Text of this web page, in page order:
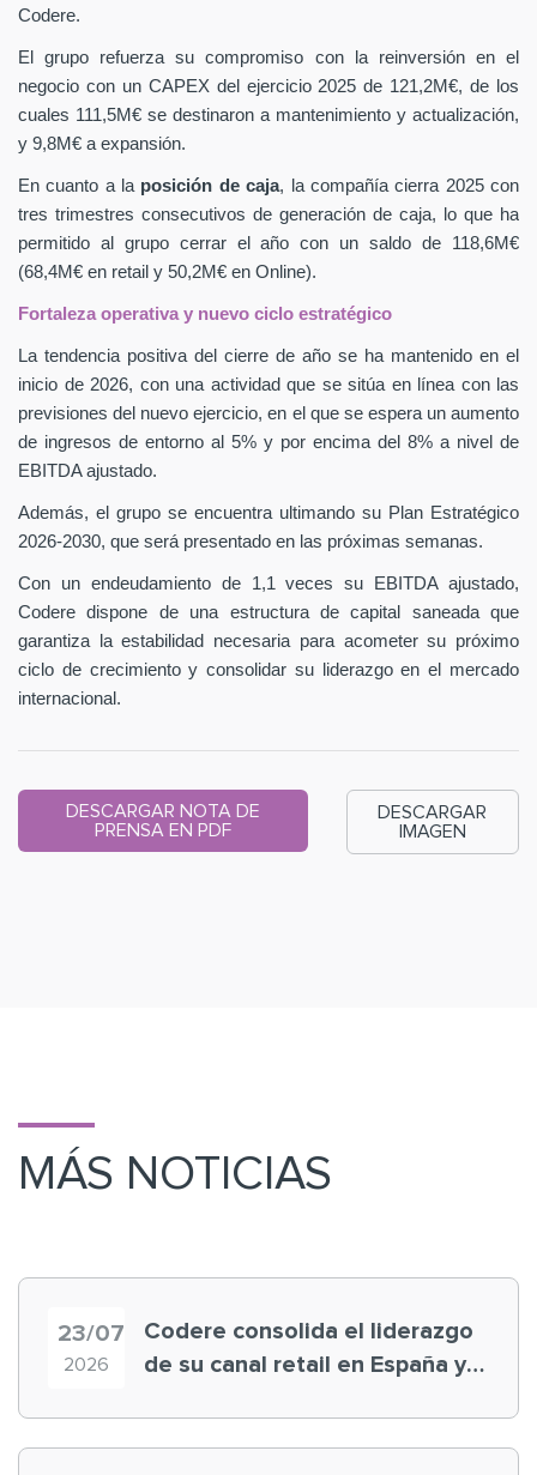
Codere.
El grupo refuerza su compromiso con la reinversión en el
negocio con un CAPEX del ejercicio 2025 de 121,2M€, de los
cuales 111,5M€ se destinaron a mantenimiento y actualización,
y 9,8M€ a expansión.
En cuanto a la posición de caja, la compañía cierra 2025 con
tres trimestres consecutivos de generación de caja, lo que ha
permitido al grupo cerrar el año con un saldo de 118,6M€
(68,4M€ en retail y 50,2M€ en Online).
Fortaleza operativa y nuevo ciclo estratégico
La tendencia positiva del cierre de año se ha mantenido en el
inicio de 2026, con una actividad que se sitúa en línea con las
previsiones del nuevo ejercicio, en el que se espera un aumento
de ingresos de entorno al 5% y por encima del 8% a nivel de
EBITDA ajustado.
Además, el grupo se encuentra ultimando su Plan Estratégico
2026-2030, que será presentado en las próximas semanas.
Con un endeudamiento de 1,1 veces su EBITDA ajustado,
Codere dispone de una estructura de capital saneada que
garantiza la estabilidad necesaria para acometer su próximo
ciclo de crecimiento y consolidar su liderazgo en el mercado
internacional.
DESCARGAR NOTA DE
PRENSA EN PDF
DESCARGAR
IMAGEN
MÁS NOTICIAS
23/07
2026
Codere consolida el liderazgo
de su canal retail en España y